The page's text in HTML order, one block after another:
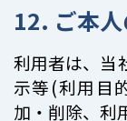
12. ご本
利用者は、当
示等(利用目
加・削除、利